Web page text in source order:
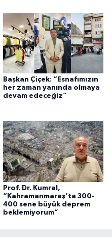
Başkan Çiçek: “Esnafımızın
her zaman yanında olmaya
devam edeceğiz”
Prof. Dr. Kumral,
“Kahramanmaraş’ta 300-
400 sene büyük deprem
beklemiyorum”